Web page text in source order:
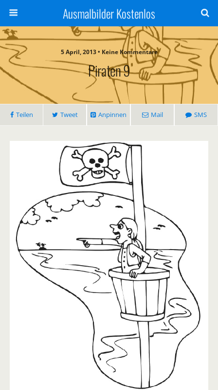
Ausmalbilder Kostenlos
5 April, 2013 • Keine Kommentare
Piraten 9
Teilen Tweet Anpinnen Mail SMS